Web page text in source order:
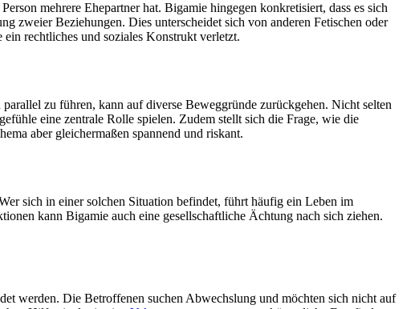
mehrere Ehepartner hat. Bigamie hingegen konkretisiert, dass es sich
zweier Beziehungen. Dies unterscheidet sich von anderen Fetischen oder
rechtliches und soziales Konstrukt verletzt.
zu führen, kann auf diverse Beweggründe zurückgehen. Nicht selten
eine zentrale Rolle spielen. Zudem stellt sich die Frage, wie die
aber gleichermaßen spannend und riskant.
sich in einer solchen Situation befindet, führt häufig ein Leben im
kann Bigamie auch eine gesellschaftliche Ächtung nach sich ziehen.
werden. Die Betroffenen suchen Abwechslung und möchten sich nicht auf